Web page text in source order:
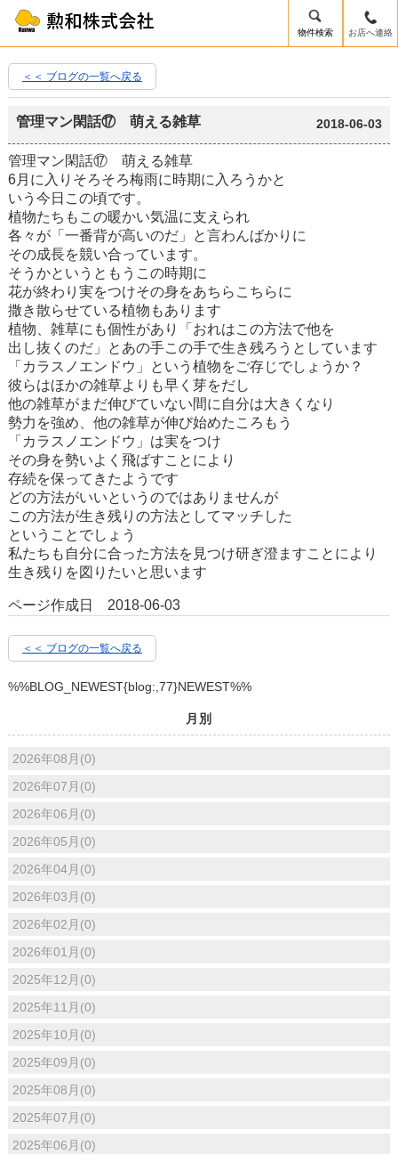
物件検索 お店へ連絡
＜＜ ブログの一覧へ戻る
管理マン閑話⑰ 萌える雑草 2018-06-03
管理マン閑話⑰ 萌える雑草
6月に入りそろそろ梅雨に時期に入ろうかと
いう今日この頃です。
植物たちもこの暖かい気温に支えられ
各々が「一番背が高いのだ」と言わんばかりに
その成長を競い合っています。
そうかというともうこの時期に
花が終わり実をつけその身をあちらこちらに
撒き散らせている植物もあります
植物、雑草にも個性があり「おれはこの方法で他を
出し抜くのだ」とあの手この手で生き残ろうとしています
「カラスノエンドウ」という植物をご存じでしょうか？
彼らはほかの雑草よりも早く芽をだし
他の雑草がまだ伸びていない間に自分は大きくなり
勢力を強め、他の雑草が伸び始めたころもう
「カラスノエンドウ」は実をつけ
その身を勢いよく飛ばすことにより
存続を保ってきたようです
どの方法がいいというのではありませんが
この方法が生き残りの方法としてマッチした
ということでしょう
私たちも自分に合った方法を見つけ研ぎ澄ますことにより
生き残りを図りたいと思います
ページ作成日 2018-06-03
＜＜ ブログの一覧へ戻る
%%BLOG_NEWEST{blog:,77}NEWEST%%
月別
2026年08月(0)
2026年07月(0)
2026年06月(0)
2026年05月(0)
2026年04月(0)
2026年03月(0)
2026年02月(0)
2026年01月(0)
2025年12月(0)
2025年11月(0)
2025年10月(0)
2025年09月(0)
2025年08月(0)
2025年07月(0)
2025年06月(0)